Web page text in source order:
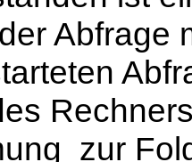
Abfrage
zur